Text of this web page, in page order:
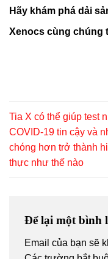
Hãy khám phá dải
Xenocs cùng chúng
Tia X có thể giúp test
COVID-19 tin cậy và
chóng hơn trở thành
thực như thế nào
Để lại một bình
Email của bạn sẽ